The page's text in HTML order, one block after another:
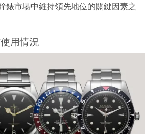
錶市場中維持領先地位的關鍵因素之
用情況